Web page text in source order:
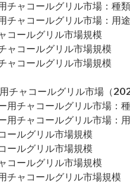
チャコールグリル市場：種
チャコールグリル市場：用
コールグリル市場規模
ャコールグリル市場規模
ャコールグリル市場規模
チャコールグリル市場（
用チャコールグリル市場：
用チャコールグリル市場：
ールグリル市場規模
ールグリル市場規模
コールグリル市場規模
チャコールグリル市場規模